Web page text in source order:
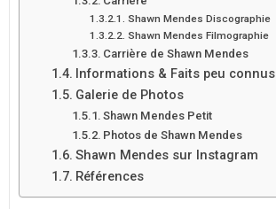
Shawn Mendes Discographie
Shawn Mendes Filmographie
Carrière de Shawn Mendes
Informations & Faits peu connus
Galerie de Photos
Shawn Mendes Petit
Photos de Shawn Mendes
Shawn Mendes sur Instagram
Références